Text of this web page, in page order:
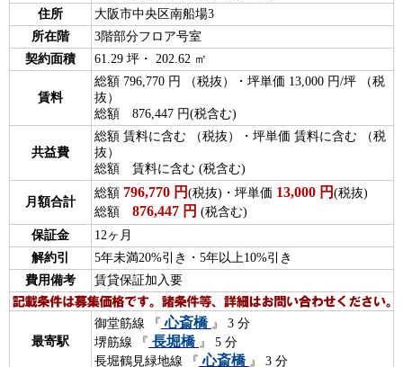
住所
大阪市中央区南船場3
所在階
3階部分フロア号室
契約面積
61.29 坪・ 202.62 ㎡
賃料
総額 796,770 円 （税抜）・坪単価 13,000 円/坪 （税
抜）
総額 876,447 円(税含む)
共益費
総額 賃料に含む （税抜）・坪単価 賃料に含む （税
抜）
総額 賃料に含む (税含む)
月額合計
総額 796,770 円 (税抜)・坪単価 13,000 円 (税抜)
総額 876,447 円 (税含む)
保証金
12ヶ月
解約引
5年未満20%引き・5年以上10%引き
費用備考
賃貸保証加入要
最寄駅
御堂筋線 『 心斎橋 』 3 分
堺筋線 『 長堀橋 』 5 分
長堀鶴見緑地線 『 心斎橋 』 3 分